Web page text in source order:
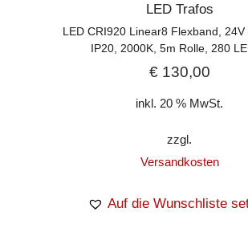
LED Trafos
LED CRI920 Linear8 Flexband, 24V
IP20, 2000K, 5m Rolle, 280
€130,00
inkl. 20 % MwSt.
zzgl.
Versandkosten
Auf die Wunschliste